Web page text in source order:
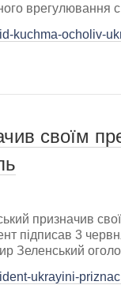
врегулювання
kuchma-ocholiv-
своїм
призначив
підписав 3
Зеленський
ukrayini-